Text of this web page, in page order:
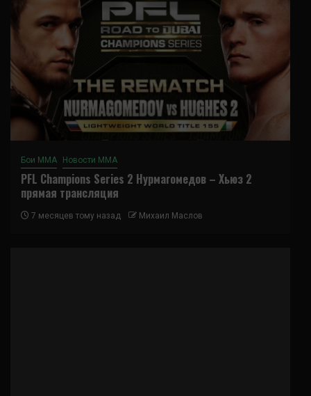
Бои ММА Новости ММА
PFL Champions Series 2 Нурмагомедов – Хьюз 2
прямая трансляция
7 месяцев тому назад Михаил Маслов